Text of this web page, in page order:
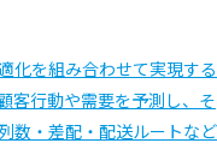
化を組み合わせて実現する
客行動や需要を予測し、そ
数・差配・配送ルートなど